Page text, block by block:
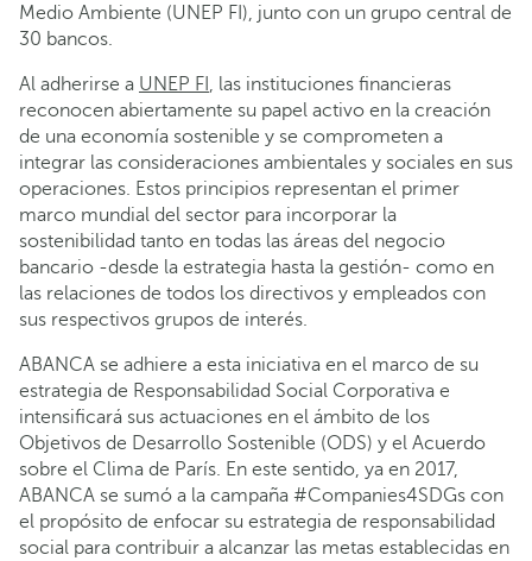
Medio Ambiente (UNEP FI), junto con un grupo central de
30 bancos.
Al adherirse a UNEP FI , las instituciones financieras
reconocen abiertamente su papel activo en la creación
de una economía sostenible y se comprometen a
integrar las consideraciones ambientales y sociales en sus
operaciones. Estos principios representan el primer
marco mundial del sector para incorporar la
sostenibilidad tanto en todas las áreas del negocio
bancario -desde la estrategia hasta la gestión- como en
las relaciones de todos los directivos y empleados con
sus respectivos grupos de interés.
ABANCA se adhiere a esta iniciativa en el marco de su
estrategia de Responsabilidad Social Corporativa e
intensificará sus actuaciones en el ámbito de los
Objetivos de Desarrollo Sostenible (ODS) y el Acuerdo
sobre el Clima de París. En este sentido, ya en 2017,
ABANCA se sumó a la campaña #Companies4SDGs con
el propósito de enfocar su estrategia de responsabilidad
social para contribuir a alcanzar las metas establecidas en